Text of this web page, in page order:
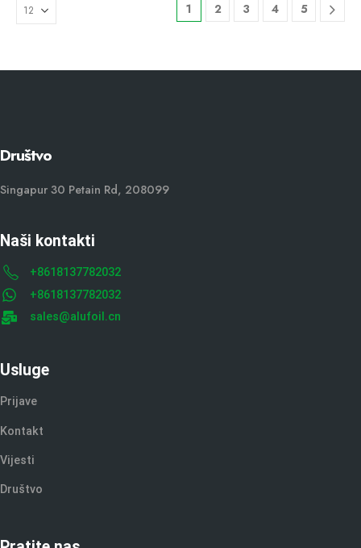
1 2 3 4 5
Društvo
Singapur 30 Petain Rd, 208099
Naši kontakti
+8618137782032
+8618137782032
sales@alufoil.cn
Usluge
Prijave
Kontakt
Vijesti
Društvo